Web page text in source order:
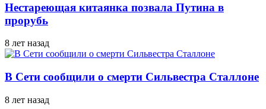
Нестареющая китаянка позвала Путина в
прорубь
8 лет назад
В Сети сообщили о смерти Сильвестра Сталлоне
8 лет назад